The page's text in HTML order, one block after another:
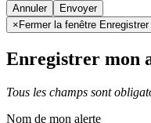
Annuler
× Fermer la fenêtre
Enregistrer mon
Tous les champs sont
Nom de mon alerte